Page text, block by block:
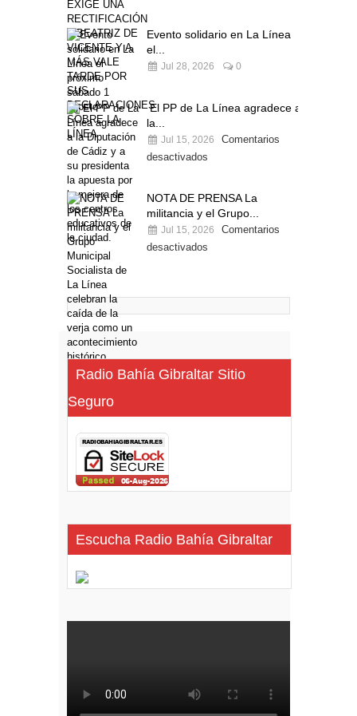
Evento solidario en La Línea
el...
Jul 28, 2026 0
El PP de La Línea agradece a
la...
Jul 15, 2026
Comentarios
desactivados
NOTA DE PRENSA La
militancia y el Grupo...
Jul 15, 2026
Comentarios
desactivados
Radio Bahía Gibraltar Sitio
Seguro
Escucha Radio Bahía Gibraltar